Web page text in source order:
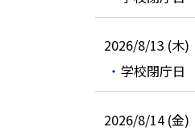
2026/8/13 (木)
学校閉庁日
2026/8/14 (金)